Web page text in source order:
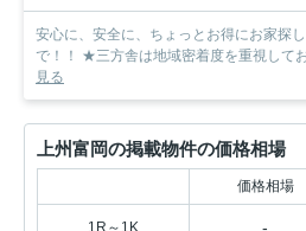
安心に、安全に、ちょっとお得にお家探
で！！ ★三方舎は地域密着度を重視し
見る
上州富岡の掲載物件の価格相場
価格相場